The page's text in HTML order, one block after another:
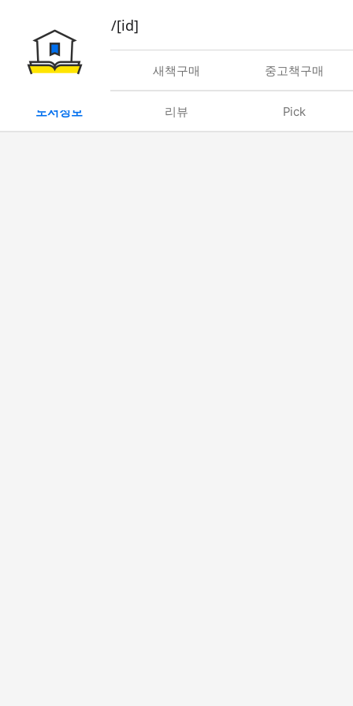
book/rent/[id]
대여 새책구매 중고책구매
도서정보 리뷰 Pick